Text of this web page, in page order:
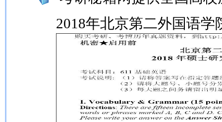
2018年北京第二外国语